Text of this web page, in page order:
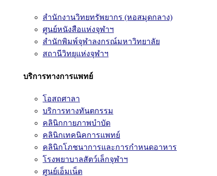
สำนักงานวิทยทรัพยากร (หอสมุดกลาง)
ศูนย์หนังสือแห่งจุฬาฯ
สำนักพิมพ์จุฬาลงกรณ์มหาวิทยาลัย
สถานีวิทยุแห่งจุฬาฯ
บริการทางการแพทย์
โอสถศาลา
บริการทางทันตกรรม
คลินิกกายภาพบำบัด
คลินิกเทคนิคการแพทย์
คลินิกโภชนาการและการกำหนดอาหาร
โรงพยาบาลสัตว์เล็กจุฬาฯ
ศูนย์เอ็มเน็ต